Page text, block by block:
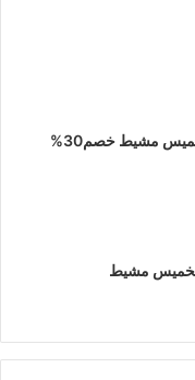
شركة تنظيف منازل بخميس مشيط خصم30%
مشيط